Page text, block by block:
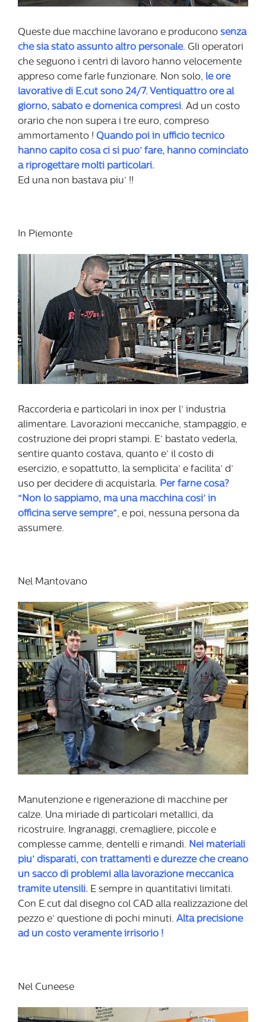
Queste due macchine lavorano e producono senza
che sia stato assunto altro personale. Gli operatori
che seguono i centri di lavoro hanno velocemente
appreso come farle funzionare. Non solo, le ore
lavorative di E.cut sono 24/7. Ventiquattro ore al
giorno, sabato e domenica compresi. Ad un costo
orario che non supera i tre euro, compreso
ammortamento ! Quando poi in ufficio tecnico
hanno capito cosa ci si puo’ fare, hanno cominciato
a riprogettare molti particolari.
Ed una non bastava piu’ !!
In Piemonte
Raccorderia e particolari in inox per l’ industria
alimentare. Lavorazioni meccaniche, stampaggio, e
costruzione dei propri stampi. E’ bastato vederla,
sentire quanto costava, quanto e’ il costo di
esercizio, e sopattutto, la semplicita’ e facilita’ d’
uso per decidere di acquistarla. Per farne cosa?
“Non lo sappiamo, ma una macchina cosi’ in
officina serve sempre”, e poi, nessuna persona da
assumere.
Nel Mantovano
Manutenzione e rigenerazione di macchine per
calze. Una miriade di particolari metallici, da
ricostruire. Ingranaggi, cremagliere, piccole e
complesse camme, dentelli e rimandi. Nei materiali
piu’ disparati, con trattamenti e durezze che creano
un sacco di problemi alla lavorazione meccanica
tramite utensili. E sempre in quantitativi limitati.
Con E.cut dal disegno col CAD alla realizzazione del
pezzo e’ questione di pochi minuti. Alta precisione
ad un costo veramente irrisorio !
Nel Cuneese